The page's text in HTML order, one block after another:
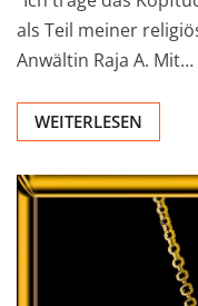
als Teil meiner
Anwältin Raja A. Mit…
WEITERLESEN